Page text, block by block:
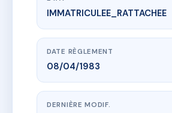
www.vme.plus/AA1053040
LE FLORENCE
69 tra paul, 13008 Marseille
IMMATRICULEE_RATTACHEE
DATE RÈGLEMENT
08/04/1983
DERNIÈRE MODIF.